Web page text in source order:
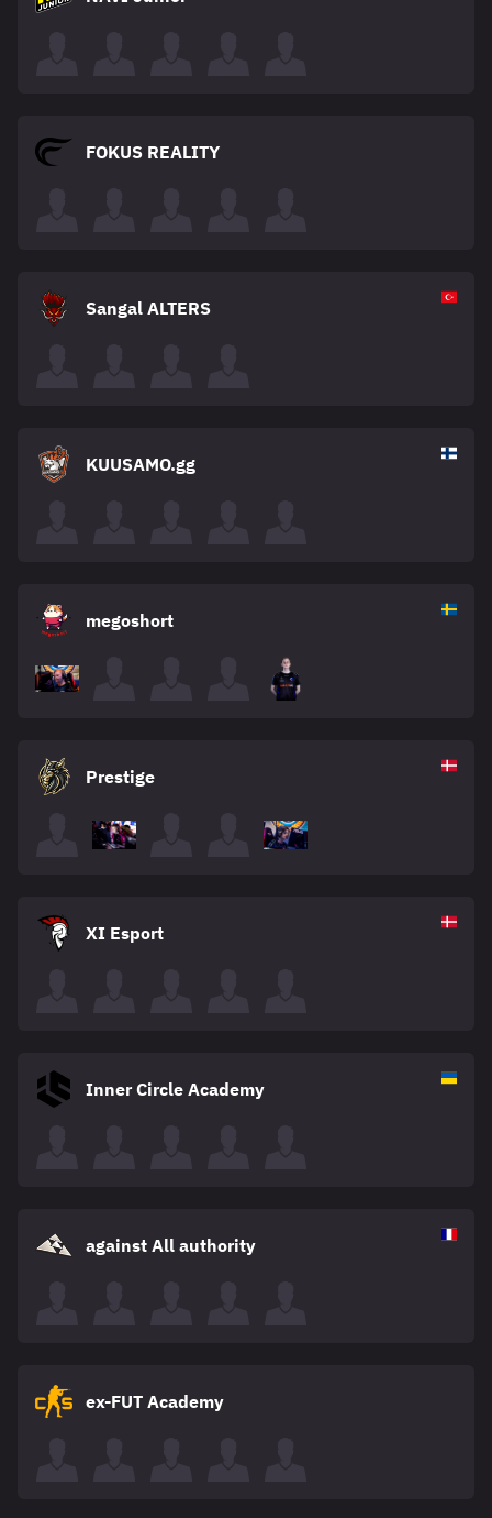
FOKUS REALITY
Sangal ALTERS
KUUSAMO.gg
megoshort
Prestige
XI Esport
Inner Circle Academy
against All authority
ex-FUT Academy